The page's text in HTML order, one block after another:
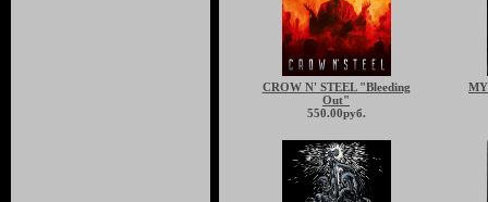
CROW N' STEEL "Bleeding
Out"
550.00руб.